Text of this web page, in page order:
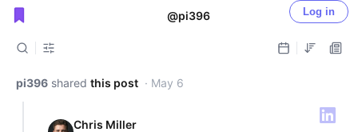
@pi396 Log in
Public shared posts
pi396 shared this post · May 6
Chris Miller